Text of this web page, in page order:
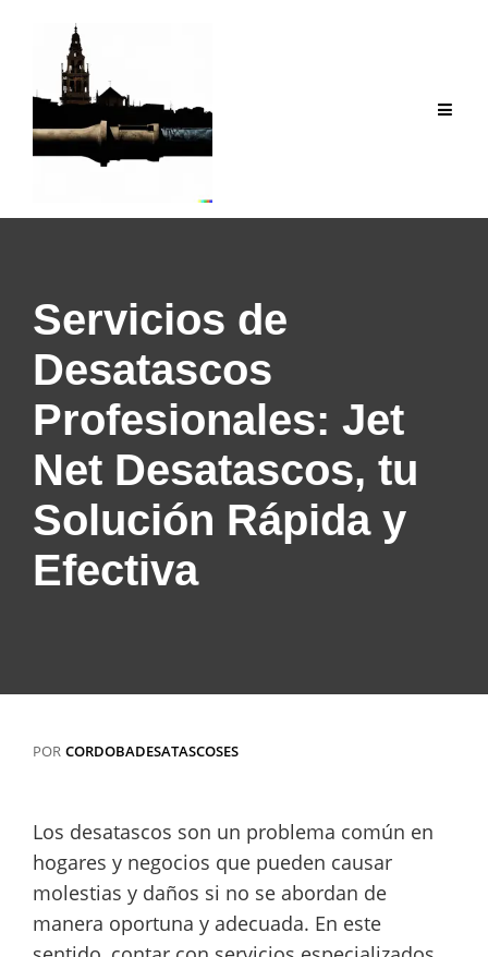
contenido
Servicios de
Desatascos
Profesionales: Jet
Net Desatascos, tu
Solución Rápida y
Efectiva
POR CORDOBADESATASCOSES
Los desatascos son un problema común en
hogares y negocios que pueden causar
molestias y daños si no se abordan de
manera oportuna y adecuada. En este